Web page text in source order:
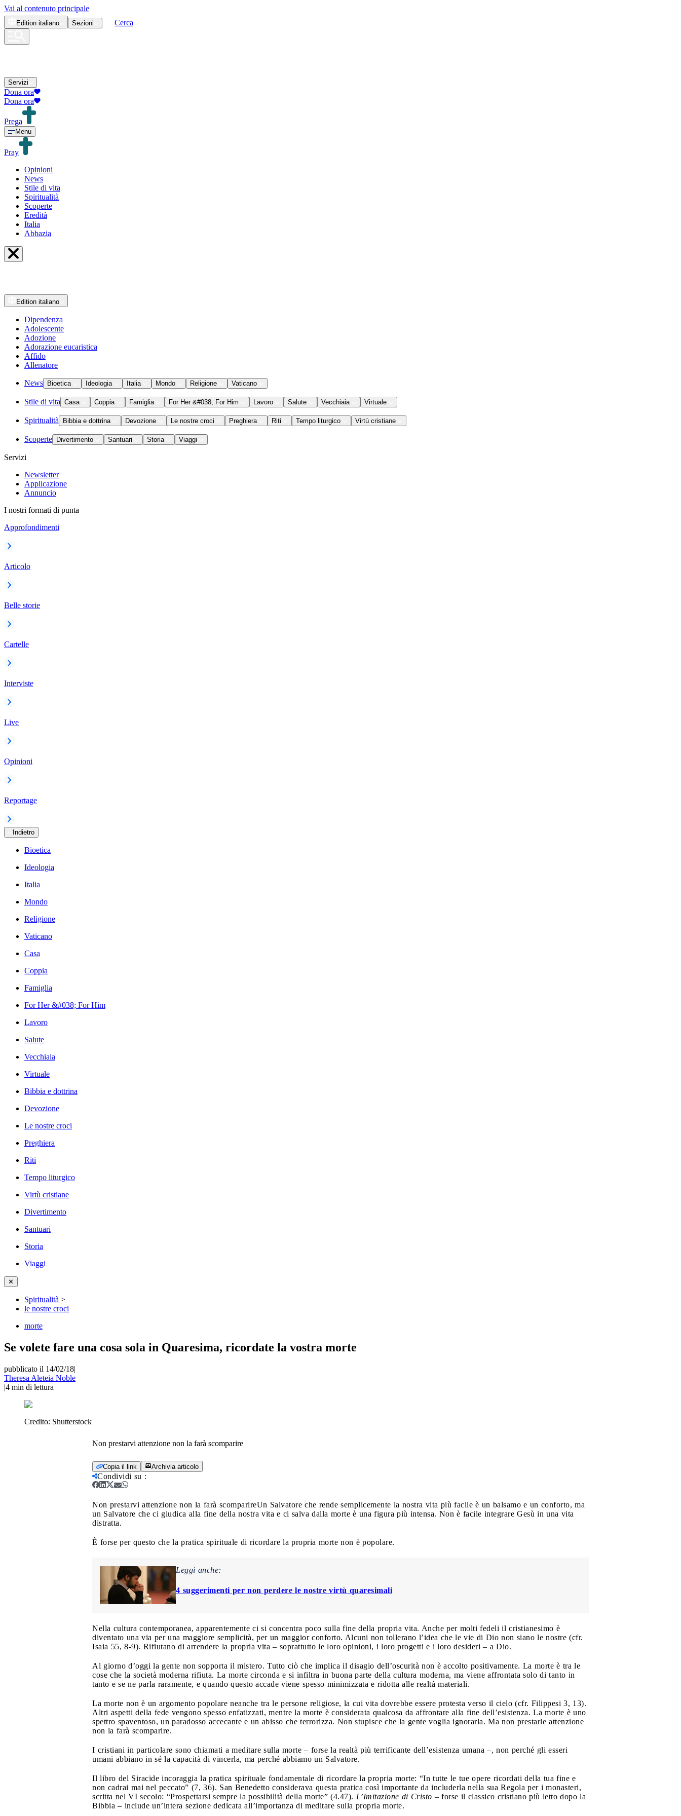
Vai al contenuto principale
Edition italiano Sezioni Cerca
Servizi
Dona ora
Dona ora
Prega
Menu
Pray
Opinioni
News
Stile di vita
Spiritualità
Scoperte
Eredità
Italia
Abbazia
Edition italiano
Dipendenza
Adolescente
Adozione
Adorazione eucaristica
Affido
Allenatore
News Bioetica Ideologia Italia Mondo Religione Vaticano
Stile di vita Casa Coppia Famiglia For Her &#038; For Him Lavoro Salute Vecchiaia Virtuale
Spiritualità Bibbia e dottrina Devozione Le nostre croci Preghiera Riti Tempo liturgico Virtù cristiane
Scoperte Divertimento Santuari Storia Viaggi
Servizi
Newsletter
Applicazione
Annuncio
I nostri formati di punta
Approfondimenti
Articolo
Belle storie
Cartelle
Interviste
Live
Opinioni
Reportage
Indietro
Bioetica
Ideologia
Italia
Mondo
Religione
Vaticano
Casa
Coppia
Famiglia
For Her &#038; For Him
Lavoro
Salute
Vecchiaia
Virtuale
Bibbia e dottrina
Devozione
Le nostre croci
Preghiera
Riti
Tempo liturgico
Virtù cristiane
Divertimento
Santuari
Storia
Viaggi
✕
Spiritualità >
le nostre croci
morte
Se volete fare una cosa sola in Quaresima, ricordate la vostra morte
pubblicato il 14/02/18|
Theresa Aleteia Noble
|4 min di lettura
Credito: Shutterstock
Non prestarvi attenzione non la farà scomparire
Copia il link Archivia articolo
Condividi su :
Non prestarvi attenzione non la farà scomparireUn Salvatore che rende semplicemente la nostra vita più facile è un balsamo e un conforto, ma
un Salvatore che ci giudica alla fine della nostra vita e ci salva dalla morte è una figura più intensa. Non è facile integrare Gesù in una vita
distratta.
È forse per questo che la pratica spirituale di ricordare la propria morte non è popolare.
Leggi anche:
4 suggerimenti per non perdere le nostre virtù quaresimali
Nella cultura contemporanea, apparentemente ci si concentra poco sulla fine della propria vita. Anche per molti fedeli il cristianesimo è
diventato una via per una maggiore semplicità, per un maggior conforto. Alcuni non tollerano l’idea che le vie di Dio non siano le nostre (cfr.
Isaia 55, 8-9). Rifiutano di arrendere la propria vita – soprattutto le loro opinioni, i loro progetti e i loro desideri – a Dio.
Al giorno d’oggi la gente non sopporta il mistero. Tutto ciò che implica il disagio dell’oscurità non è accolto positivamente. La morte è tra le
cose che la società moderna rifiuta. La morte circonda e si infiltra in buona parte della cultura moderna, ma viene affrontata solo di tanto in
tanto e se ne parla raramente, e quando questo accade viene spesso minimizzata e ridotta alle realtà materiali.
La morte non è un argomento popolare neanche tra le persone religiose, la cui vita dovrebbe essere protesta verso il cielo (cfr. Filippesi 3, 13).
Altri aspetti della fede vengono spesso enfatizzati, mentre la morte è considerata qualcosa da affrontare alla fine dell’esistenza. La morte è uno
spettro spaventoso, un paradosso accecante e un abisso che terrorizza. Non stupisce che la gente voglia ignorarla. Ma non prestarle attenzione
non la farà scomparire.
I cristiani in particolare sono chiamati a meditare sulla morte – forse la realtà più terrificante dell’esistenza umana –, non perché gli esseri
umani abbiano in sé la capacità di vincerla, ma perché abbiamo un Salvatore.
Il libro del Siracide incoraggia la pratica spirituale fondamentale di ricordare la propria morte: “In tutte le tue opere ricordati della tua fine e
non cadrai mai nel peccato” (7, 36). San Benedetto considerava questa pratica così importante da includerla nella sua Regola per i monasteri,
scritta nel VI secolo: “Prospettarsi sempre la possibilità della morte” (4.47). L’Imitazione di Cristo – forse il classico cristiano più letto dopo la
Bibbia – include un’intera sezione dedicata all’importanza di meditare sulla propria morte.